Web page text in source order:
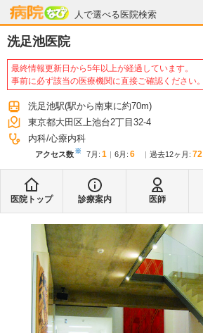
人で選べる医院検索
病院なび
洗足池医院
最終情報更新日から5年以上が経過しています。
事前に必ず該当の医療機関に直接ご確認ください。
洗足池駅(駅から南東に約70m)
東京都大田区上池台2丁目32-4
内科 心療内科
アクセス数※ 7月 : 1 6月 : 6 過去12ヶ月: 72
医院トップ 診療案内 医師